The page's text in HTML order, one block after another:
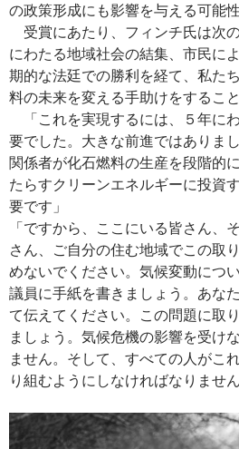
の政策形成にも影響を与える可能性
受賞にあたり、フィンチ氏は次
にわたる地域社会の結集、市民に
期的な法廷での勝利を経て、私た
料の未来を変える手助けをするこ
「これを実現するには、５年に
要でした。大きな前進ではありま
関係者が化石燃料の生産を段階的
たらすクリーンエネルギーに投資
要です」
「ですから、ここにいる皆さん、
さん、ご自分の住む地域でこの取
めないでください。気候変動につ
議員に手紙を書きましょう。あな
て伝えてください。この問題に取
ましょう。気候危機の影響を受け
ません。そして、すべての人がこ
り組むようにしなければなりません